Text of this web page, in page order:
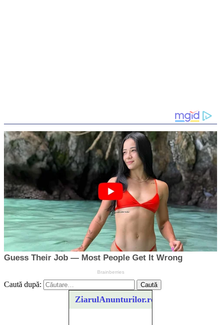
Caută după:
ZiarulAnunturilor.ro